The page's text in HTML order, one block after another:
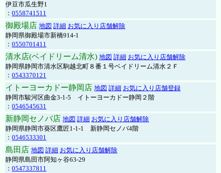
伊豆市瓜生野1
： 0558741511
御殿場店 地図 詳細 お気に入り店舗解除
静岡県御殿場市新橋914-1
： 0550701411
清水店(ベイドリーム清水) 地図 詳細 お気に入り店舗解除
静岡県静岡市清水区駒越北町８番１号ベイドリーム清水２Ｆ
： 0543370121
イトーヨーカドー静岡店 地図 詳細 お気に入り店舗登録
静岡市駿河区曲金3-1-5 イトーヨーカドー静岡２階
： 0546545631
新静岡セノバ店 地図 詳細 お気に入り店舗解除
静岡県静岡市葵区鷹匠1-1-1 新静岡セノバ4階
： 0546533301
島田店 地図 詳細 お気に入り店舗解除
静岡県島田市阿知ヶ谷63-29
： 0547337811